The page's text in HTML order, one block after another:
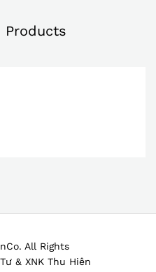
Products
All Rights
& XNK Thu Hiên